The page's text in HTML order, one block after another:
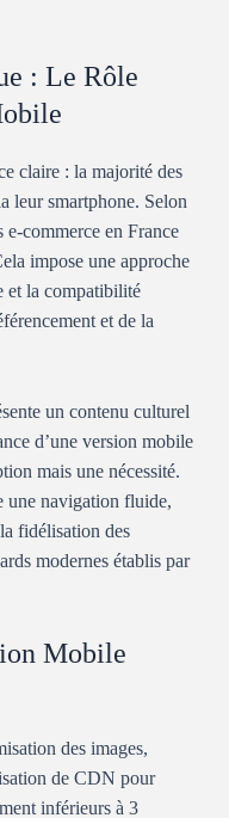
: Le Rôle
claire : la majorité des
leur smartphone. Selon
e-commerce en France
impose une approche
et la compatibilité
et de la
un contenu culturel
d’uneversion mobile
mais une nécessité.
une navigation fluide,
fidélisation des
modernes établis par
Mobile
des images,
de CDN pour
inférieurs à 3